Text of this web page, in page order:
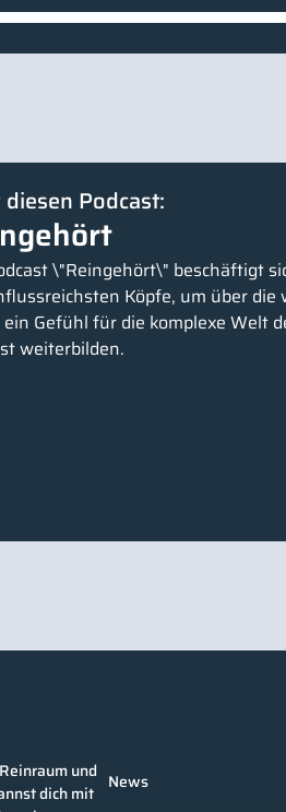
Podcast:
\"Reingehört\" beschäftigt
Köpfe, um über
Gefühl für die komplexe Welt
weiterbilden.
und
dich mit
News